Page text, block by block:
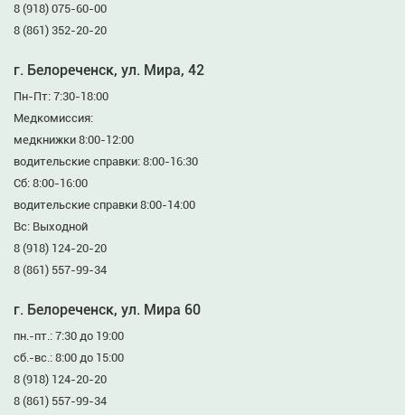
8 (918) 075-60-00
8 (861) 352-20-20
г. Белореченск, ул. Мира, 42
Пн-Пт: 7:30-18:00
Медкомиссия:
медкнижки 8:00-12:00
водительские справки: 8:00-16:30
Сб: 8:00-16:00
водительские справки 8:00-14:00
Вс: Выходной
8 (918) 124-20-20
8 (861) 557-99-34
г. Белореченск, ул. Мира 60
пн.-пт.: 7:30 до 19:00
сб.-вс.: 8:00 до 15:00
8 (918) 124-20-20
8 (861) 557-99-34